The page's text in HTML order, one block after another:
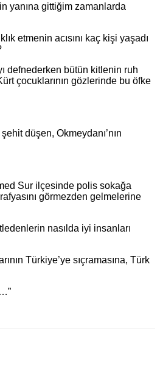
yanına gittiğim zamanlarda
etmenin acısını kaç kişi yaşadı
defnederken bütün kitlenin ruh
çocuklarının gözlerinde bu öfke
düşen, Okmeydanı’nın
Sur ilçesinde polis sokağa
görmezden gelmelerine
nasılda iyi insanları
Türkiye’ye sıçramasına, Türk